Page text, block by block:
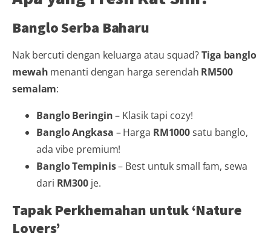
Banglo Serba Baharu
Nak bercuti dengan keluarga atau squad?Tiga banglo
mewah menanti dengan harga serendah RM500
semalam:
Banglo Beringin– Klasik tapi cozy!
Banglo Angkasa – Harga RM1000satu banglo,
ada vibe premium!
Banglo Tempinis– Best untuk small fam, sewa
dari RM300 je.
Tapak Perkhemahan untuk ‘Nature
Lovers’